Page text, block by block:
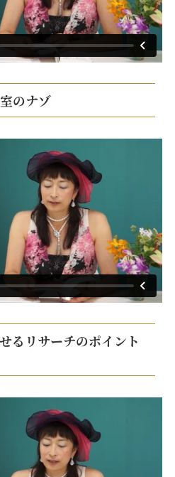
のナゾ
るリサーチのポイント